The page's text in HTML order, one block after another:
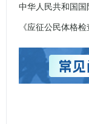
中华人民共和国国
《应征公民体格